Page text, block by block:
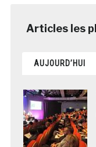
AUJOURD’HUI